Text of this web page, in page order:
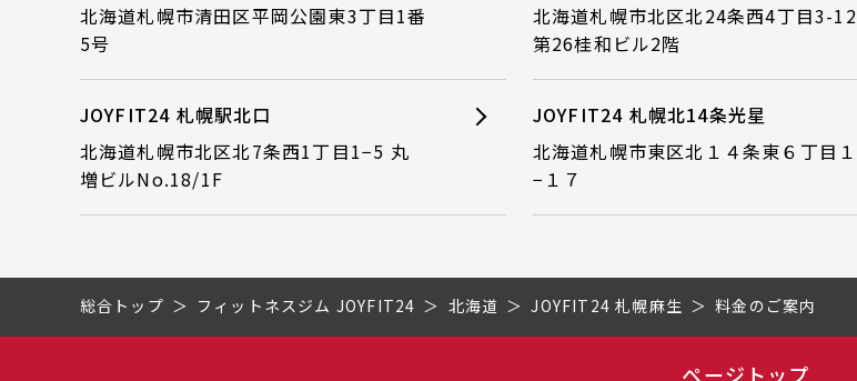
北海道札幌市清田区平岡公園東3丁目1番
5号
北海道札幌市北区北24条西4丁目3-12
第26桂和ビル2階
JOYFIT24 札幌駅北口
北海道札幌市北区北7条西1丁目1−5 丸
増ビルNo.18/1F
JOYFIT24 札幌北14条光星
北海道札幌市東区北１４条東６丁目１
−１７
総合トップ フィットネスジム JOYFIT24 北海道 JOYFIT24 札幌麻生 料金のご案内
ページトップ